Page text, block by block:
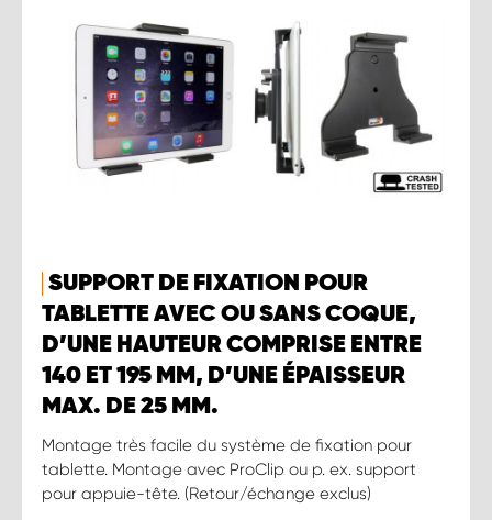
SUPPORT DE FIXATION POUR
TABLETTE AVEC OU SANS COQUE,
D’UNE HAUTEUR COMPRISE ENTRE
140 ET 195 MM, D’UNE ÉPAISSEUR
MAX. DE 25 MM.
Montage très facile du système de fixation pour
tablette. Montage avec ProClip ou p. ex. support
pour appuie-tête. (Retour/échange exclus)